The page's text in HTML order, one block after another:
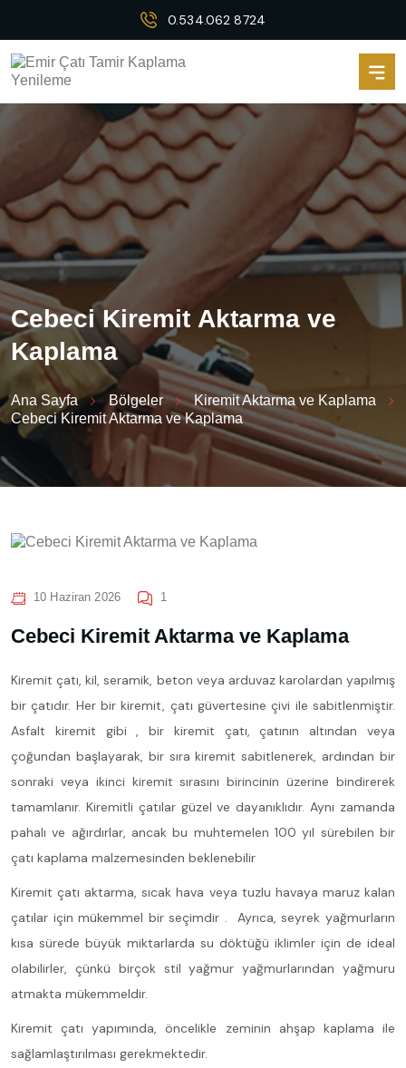
0.534.062 8724
Cebeci Kiremit Aktarma ve
Kaplama
Ana Sayfa Bölgeler
Kiremit Aktarma ve Kaplama
Cebeci Kiremit Aktarma ve Kaplama
10 Haziran 2026 1
Cebeci Kiremit Aktarma ve Kaplama
Kiremit çatı, kil, seramik, beton veya arduvaz karolardan yapılmış
bir çatıdır. Her bir kiremit, çatı güvertesine çivi ile sabitlenmiştir.
Asfalt kiremit gibi , bir kiremit çatı, çatının altından veya
çoğundan başlayarak, bir sıra kiremit sabitlenerek, ardından bir
sonraki veya ikinci kiremit sırasını birincinin üzerine bindirerek
tamamlanır. Kiremitli çatılar güzel ve dayanıklıdır. Aynı zamanda
pahalı ve ağırdırlar, ancak bu muhtemelen 100 yıl sürebilen bir
çatı kaplama malzemesinden beklenebilir
Kiremit çatı aktarma, sıcak hava veya tuzlu havaya maruz kalan
çatılar için mükemmel bir seçimdir . Ayrıca, seyrek yağmurların
kısa sürede büyük miktarlarda su döktüğü iklimler için de ideal
olabilirler, çünkü birçok stil yağmur yağmurlarından yağmuru
atmakta mükemmeldir.
Kiremit çatı yapımında, öncelikle zeminin ahşap kaplama ile
sağlamlaştırılması gerekmektedir.